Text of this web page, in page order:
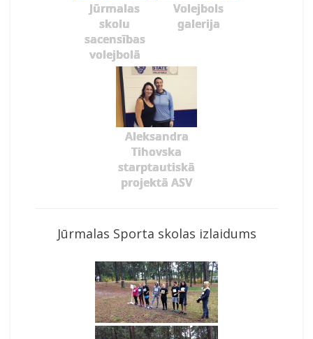
Jūrmalas
skolu
sacensības
volejbolā
Volejbols
galerija
Aleksandra
Tihovska
starptautiskā
projektā ASV
Jūrmalas Sporta skolas izlaidums